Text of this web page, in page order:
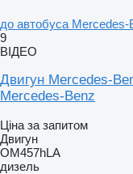
до автобуса Mercedes-
9
ВІДЕО
Двигун Mercedes-
Mercedes-Benz
Ціна за запитом
Двигун
OM457hLA
дизель